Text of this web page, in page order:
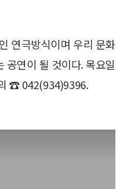
연극방식이며 우리 문화
공연이 될 것이다. 목요일
☎ 042(934)9396.